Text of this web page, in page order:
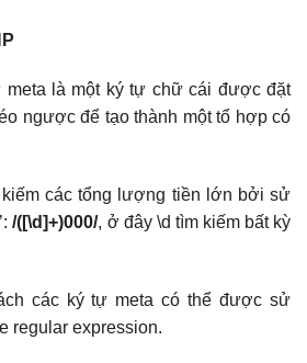
meta là một ký tự chữ cái được đặt
ngược để tạo thành một tổ hợp có
các tổng lượng tiền lớn bởi sử
/([\d]+)000/, ở đây \d tìm kiếm bất kỳ
các ký tự meta có thể được sử
regular expression.